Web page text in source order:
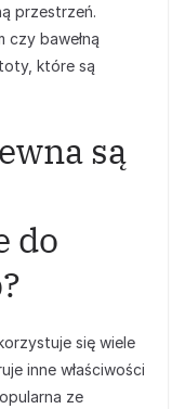
przestrzeń.
czy bawełną
które są
są
do
się wiele
inne właściwości
ze